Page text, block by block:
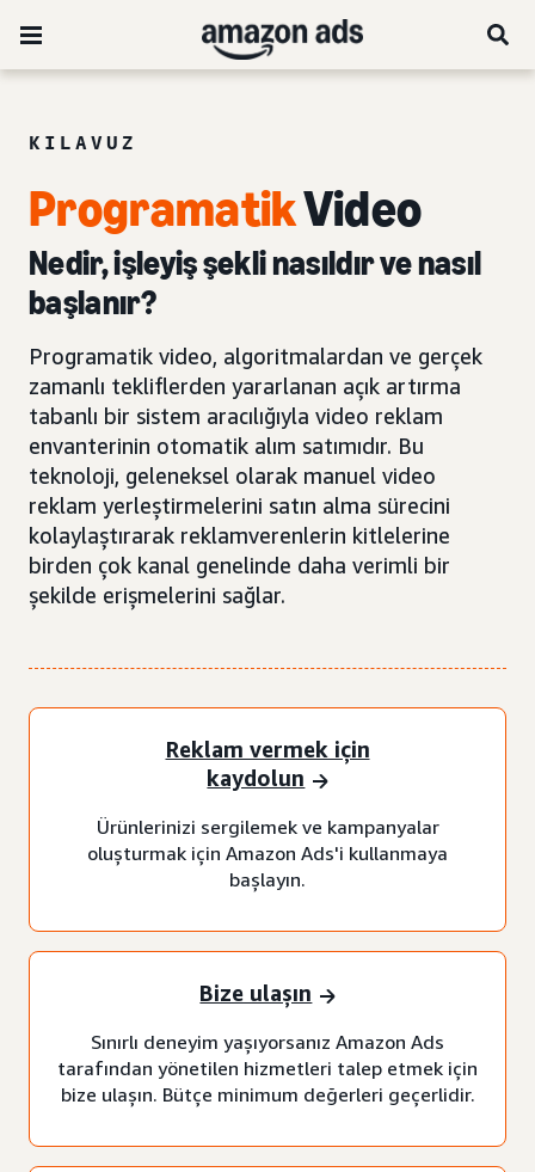
KILAVUZ
ProgramatikVideo
Nedir, işleyiş şekli nasıldır ve nasıl
başlanır?
Programatik video, algoritmalardan ve gerçek
zamanlı tekliflerden yararlanan açık artırma
tabanlı bir sistem aracılığıyla video reklam
envanterinin otomatik alım satımıdır. Bu
teknoloji, geleneksel olarak manuel video
reklam yerleştirmelerini satın alma sürecini
kolaylaştırarak reklamverenlerin kitlelerine
birden çok kanal genelinde daha verimli bir
şekilde erişmelerini sağlar.
Reklam vermek için
kaydolun
Ürünlerinizi sergilemek ve kampanyalar
oluşturmak için Amazon Ads'i kullanmaya
başlayın.
Bize ulaşın
Sınırlı deneyim yaşıyorsanız Amazon Ads
tarafından yönetilen hizmetleri talep etmek için
bize ulaşın. Bütçe minimum değerleri geçerlidir.